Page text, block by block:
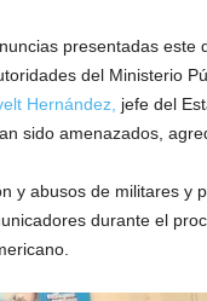
presentadas este
del Ministerio
Hernández, jefe del
sido amenazados,
y abusos de militares y
durante el